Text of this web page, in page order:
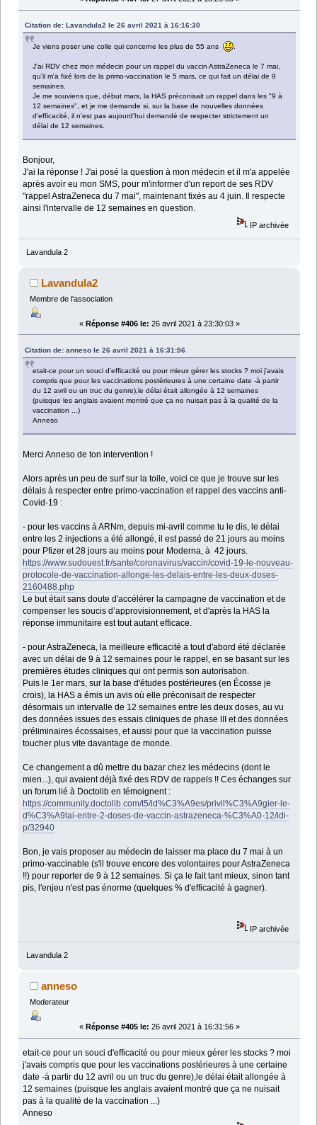
Citation de: Lavandula2 le 26 avril 2021 à 16:16:30
Je viens poser une colle qui concerne les plus de 55 ans
J'ai RDV chez mon médecin pour un rappel du vaccin AstraZeneca le 7 mai,
qu'il m'a fixé lors de la primo-vaccination le 5 mars, ce qui fait un délai de 9
semaines.
Je me souviens que, début mars, la HAS préconisait un rappel dans les "9 à
12 semaines", et je me demande si, sur la base de nouvelles données
d'efficacité, il n'est pas aujourd'hui demandé de respecter strictement un
délai de 12 semaines.
Bonjour,
J'ai la réponse ! J'ai posé la question à mon médecin et il m'a appelée
après avoir eu mon SMS, pour m'informer d'un report de ses RDV
"rappel AstraZeneca du 7 mai", maintenant fixés au 4 juin. Il respecte
ainsi l'intervalle de 12 semaines en question.
IP archivée
Lavandula 2
Lavandula2
Membre de l'association
« Réponse #406 le: 26 avril 2021 à 23:30:03 »
Citation de: anneso le 26 avril 2021 à 16:31:56
etait-ce pour un souci d'efficacité ou pour mieux gérer les stocks ? moi j'avais
compris que pour les vaccinations postérieures à une certaine date -à partir
du 12 avril ou un truc du genre),le délai était allongée à 12 semaines
(puisque les anglais avaient montré que ça ne nuisait pas à la qualité de la
vaccination ...)
Anneso
Merci Anneso de ton intervention !
Alors après un peu de surf sur la toile, voici ce que je trouve sur les
délais à respecter entre primo-vaccination et rappel des vaccins anti-
Covid-19 :
- pour les vaccins à ARNm, depuis mi-avril comme tu le dis, le délai
entre les 2 injections a été allongé, il est passé de 21 jours au moins
pour Pfizer et 28 jours au moins pour Moderna, à 42 jours.
https://www.sudouest.fr/sante/coronavirus/vaccin/covid-19-le-nouveau-
protocole-de-vaccination-allonge-les-delais-entre-les-deux-doses-
2160488.php
Le but était sans doute d'accélérer la campagne de vaccination et de
compenser les soucis d’approvisionnement, et d'après la HAS la
réponse immunitaire est tout autant efficace.
- pour AstraZeneca, la meilleure efficacité a tout d'abord été déclarée
avec un délai de 9 à 12 semaines pour le rappel, en se basant sur les
premières études cliniques qui ont permis son autorisation.
Puis le 1er mars, sur la base d'études postérieures (en Écosse je
crois), la HAS a émis un avis où elle préconisait de respecter
désormais un intervalle de 12 semaines entre les deux doses, au vu
des données issues des essais cliniques de phase III et des données
préliminaires écossaises, et aussi pour que la vaccination puisse
toucher plus vite davantage de monde.
Ce changement a dû mettre du bazar chez les médecins (dont le
mien...), qui avaient déjà fixé des RDV de rappels !! Ces échanges sur
un forum lié à Doctolib en témoignent :
https://community.doctolib.com/t5/id%C3%A9es/privil%C3%A9gier-le-
d%C3%A9lai-entre-2-doses-de-vaccin-astrazeneca-%C3%A0-12/idi-
p/32940
Bon, je vais proposer au médecin de laisser ma place du 7 mai à un
primo-vaccinable (s'il trouve encore des volontaires pour AstraZeneca
!!) pour reporter de 9 à 12 semaines. Si ça le fait tant mieux, sinon tant
pis, l'enjeu n'est pas énorme (quelques % d'efficacité à gagner).
IP archivée
Lavandula 2
anneso
Moderateur
« Réponse #405 le: 26 avril 2021 à 16:31:56 »
etait-ce pour un souci d'efficacité ou pour mieux gérer les stocks ? moi
j'avais compris que pour les vaccinations postérieures à une certaine
date -à partir du 12 avril ou un truc du genre),le délai était allongée à
12 semaines (puisque les anglais avaient montré que ça ne nuisait
pas à la qualité de la vaccination ...)
Anneso